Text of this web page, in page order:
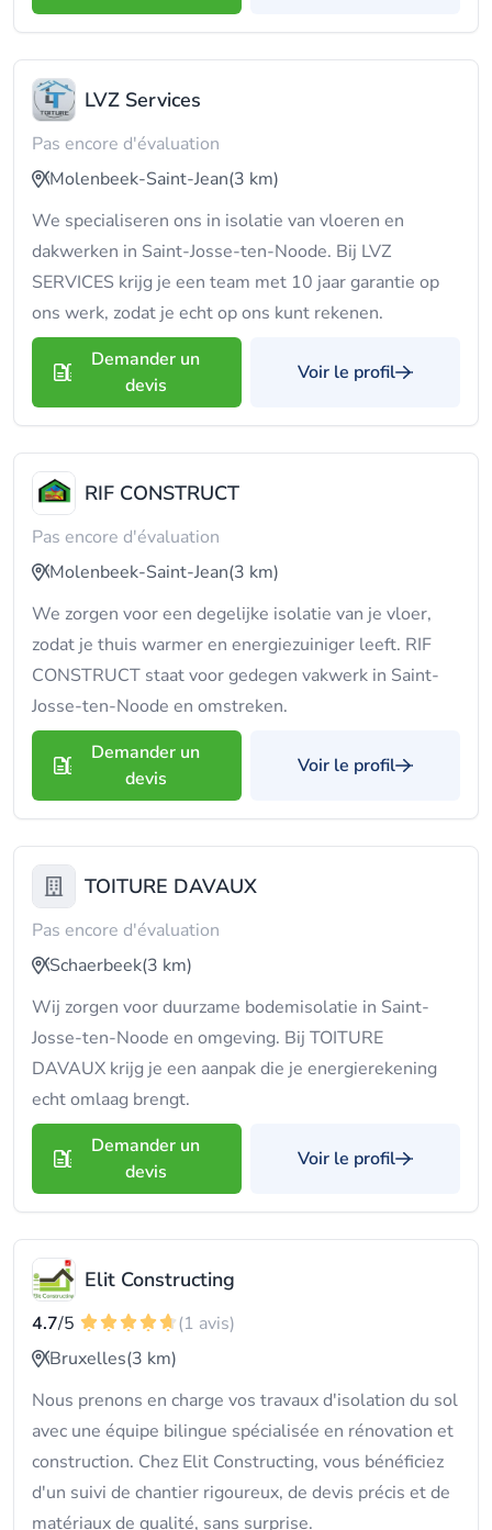
LVZ Services
Pas encore d'évaluation
Molenbeek-Saint-Jean(3 km)
We specialiseren ons in isolatie van vloeren en
dakwerken in Saint-Josse-ten-Noode. Bij LVZ
SERVICES krijg je een team met 10 jaar garantie op
ons werk, zodat je echt op ons kunt rekenen.
Demander un
devis
Voir le profil
RIF CONSTRUCT
Pas encore d'évaluation
Molenbeek-Saint-Jean(3 km)
We zorgen voor een degelijke isolatie van je vloer,
zodat je thuis warmer en energiezuiniger leeft. RIF
CONSTRUCT staat voor gedegen vakwerk in Saint-
Josse-ten-Noode en omstreken.
Demander un
devis
Voir le profil
TOITURE DAVAUX
Pas encore d'évaluation
Schaerbeek(3 km)
Wij zorgen voor duurzame bodemisolatie in Saint-
Josse-ten-Noode en omgeving. Bij TOITURE
DAVAUX krijg je een aanpak die je energierekening
echt omlaag brengt.
Demander un
devis
Voir le profil
Elit Constructing
4.7/5
(1 avis)
Bruxelles(3 km)
Nous prenons en charge vos travaux d'isolation du sol
avec une équipe bilingue spécialisée en rénovation et
construction. Chez Elit Constructing, vous bénéficiez
d'un suivi de chantier rigoureux, de devis précis et de
matériaux de qualité, sans surprise.